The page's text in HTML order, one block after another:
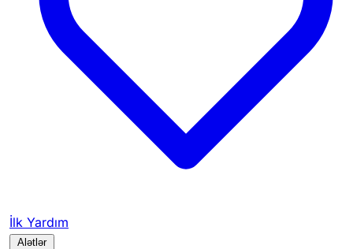
İlk Yardım
Alətlər